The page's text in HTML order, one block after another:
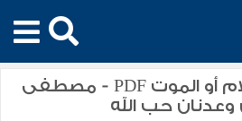
تحميل كتاب الكلام أو الموت PDF - مصطفى
حب الله